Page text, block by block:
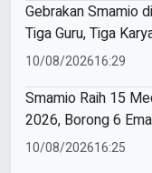
Gebrakan Smamio
Tiga Guru, Tiga
10/08/202616:29
Smamio Raih 15
2026, Borong 6
Perunggu
10/08/202616:25